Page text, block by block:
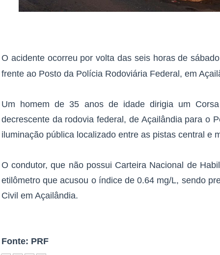
O acidente ocorreu por volta das seis horas de
frente ao Posto da Polícia Rodoviária Federal, em
Um homem de 35 anos de idade dirigia um
decrescente da rodovia federal, de Açailândia para o
iluminação pública localizado entre as pistas central e
O condutor, que não possui Carteira Nacional de
etilômetro que acusou o índice de 0.64 mg/L, sendo
Civil em Açailândia.
Fonte: PRF